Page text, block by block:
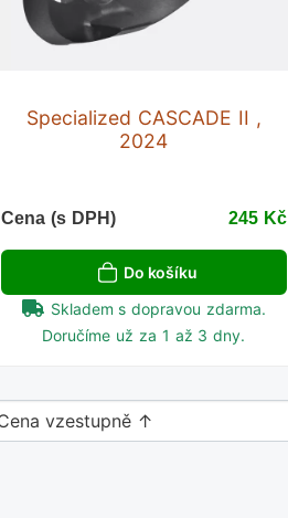
Specialized CASCADE II ,
2024
Cena (s DPH) 245 Kč
Do košíku
Skladem s dopravou zdarma.
Doručíme už za 1 až 3 dny.